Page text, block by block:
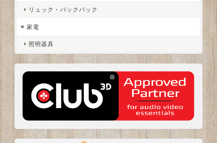
リュック・バックパック
家電
照明器具